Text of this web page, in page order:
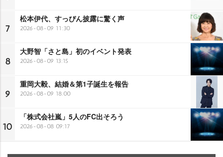
7
松本伊代、すっぴん披露に驚く声
2026-08-09 11:30
8
大野智「さと島」初のイベント発表
2026-08-09 13:15
9
重岡大毅、結婚＆第1子誕生を報告
2026-08-09 18:00
10
「株式会社嵐」5人のFC出そろう
2026-08-08 09:17